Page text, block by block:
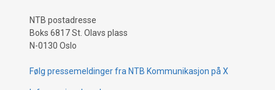
NTB postadresse
Boks 6817 St. Olavs plass
N-0130 Oslo
Følg pressemeldinger fra NTB Kommunikasjon på X